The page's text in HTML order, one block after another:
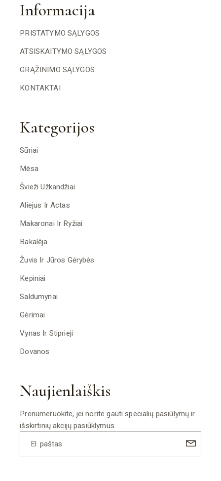
Informacija
PRISTATYMO SĄLYGOS
ATSISKAITYMO SĄLYGOS
GRĄŽINIMO SĄLYGOS
KONTAKTAI
Kategorijos
Sūriai
Mėsa
Švieži Užkandžiai
Aliejus Ir Actas
Makaronai Ir Ryžiai
Bakalėja
Žuvis Ir Jūros Gėrybės
Kepiniai
Saldumynai
Gėrimai
Vynas Ir Stiprieji
Dovanos
Naujienlaiškis
Prenumeruokite, jei norite gauti specialių pasiūlymų ir
išskirtinių akcijų pasiūklymus.